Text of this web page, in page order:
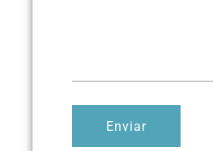
Enviar